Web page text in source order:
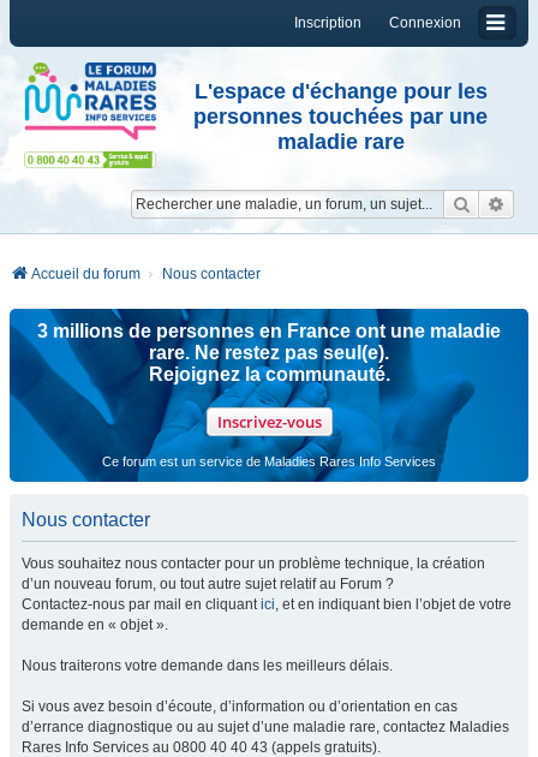
Connexion
Inscription
L'espace d'échange pour les
personnes touchées par une
maladie rare
Accueil du forum Nous contacter
3 millions de personnes en France ont une maladie
rare. Ne restez pas seul(e).
Rejoignez la communauté.
Inscrivez-vous
Ce forum est un service de Maladies Rares Info Services
Nous contacter
Vous souhaitez nous contacter pour un problème technique, la création
d’un nouveau forum, ou tout autre sujet relatif au Forum ?
Contactez-nous par mail en cliquantici, et en indiquant bien l’objet de votre
demande en « objet ».
Nous traiterons votre demande dans les meilleurs délais.
Si vous avez besoin d’écoute, d’information ou d’orientation en cas
d’errance diagnostique ou au sujet d’une maladie rare, contactez Maladies
Rares Info Services au 0800 40 40 43 (appels gratuits).